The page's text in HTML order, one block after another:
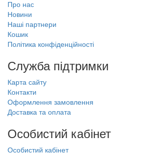
Про нас
Новини
Наші партнери
Кошик
Політика конфіденційності
Служба підтримки
Карта сайту
Контакти
Оформлення замовлення
Доставка та оплата
Особистий кабінет
Особистий кабінет